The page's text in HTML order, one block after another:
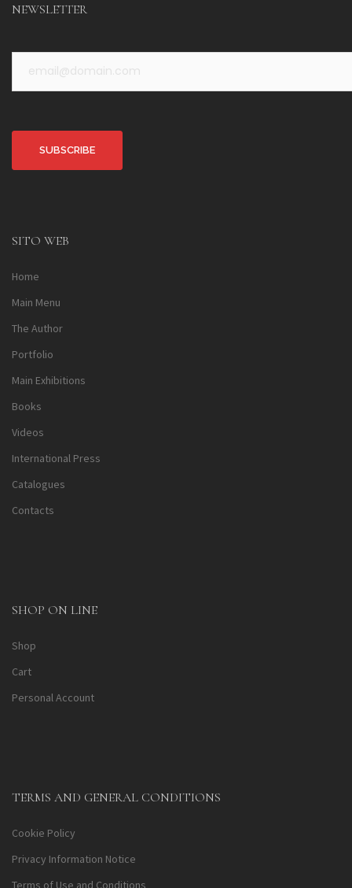
NEWSLETTER
SITO WEB
Home
Main Menu
The Author
Portfolio
Main Exhibitions
Books
Videos
International Press
Catalogues
Contacts
SHOP ON LINE
Shop
Cart
Personal Account
TERMS AND GENERAL CONDITIONS
Cookie Policy
Privacy Information Notice
Terms of Use and Conditions